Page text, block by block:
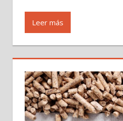
Leer más